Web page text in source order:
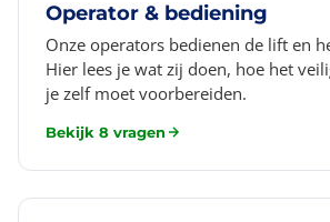
Operator & bediening
Onze operators bedienen de lift en
Hier lees je wat zij doen, hoe het
je zelf moet voorbereiden.
Bekijk 8 vragen